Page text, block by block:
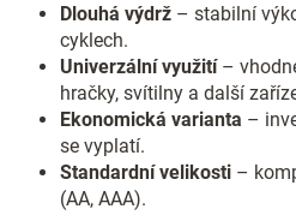
Dlouhá výdrž – stabilní
cyklech.
Univerzální využití–
hračky, svítilny a další
Ekonomická varianta –
se vyplatí.
Standardní velikosti –
(AA, AAA).